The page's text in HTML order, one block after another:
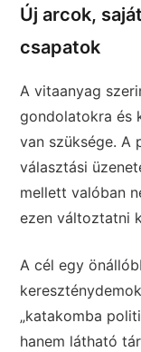
Új arcok,
csapatok
A vitaanyag
gondolatokra és
van szüksége. A
választási
mellett valóban
ezen változtatni
A cél egy
„katakomba
hanem látható